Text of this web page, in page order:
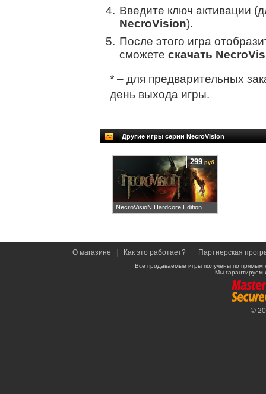
Введите ключ активации
NecroVision).
После этого игра
сможете скачать
* – для предварительных
день выхода игры.
Другие игры серии NecroVision
NecroVisioN Hardcore Edition
299 руб
О магазине Как это работает? Партнерская
Все продаваемые игры получены по
Мы гарантируем
©